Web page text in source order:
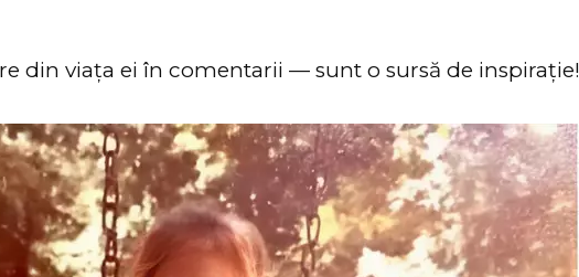
din viața ei în comentarii — sunt o sursă de inspirație!